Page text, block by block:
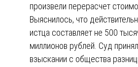
произвели перерасчет
Выяснилось, что
истца составляет не 500
миллионов рублей. Суд
взыскании с общества